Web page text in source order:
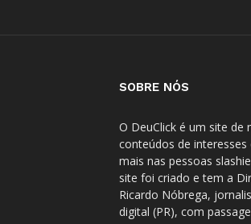
SOBRE NÓS
O DeuClick é um site
conteúdos de
mais nas pessoas
site foi criado e tem a
Ricardo Nóbrega,
digital (PR), com